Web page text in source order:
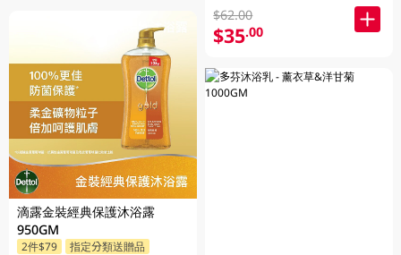
滴露金裝經典保護沐浴露
950GM
2件$79 指定分類送贈品
$62.00
$35.00